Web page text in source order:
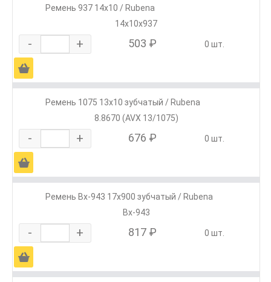
Ремень 937 14х10 / Rubena
14х10х937
- + 503 ₽ 0 шт.
Ä
Ремень 1075 13х10 зубчатый / Rubena
8.8670 (AVX 13/1075)
- + 676 ₽ 0 шт.
Ä
Ремень Вх-943 17х900 зубчатый / Rubena
Вх-943
- + 817 ₽ 0 шт.
Ä